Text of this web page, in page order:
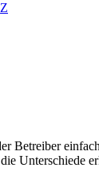
Z
Betreiber
Unterschiede